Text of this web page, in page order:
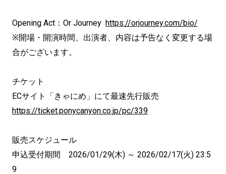
Opening Act：Or Journey https://orjourney.com/bio/
※開場・開演時間、出演者、内容は予告なく変更する場
合がございます。
チケット
ECサイト「きゃにめ」にて最速先行販売
https://ticket.ponycanyon.co.jp/pc/339
販売スケジュール
申込受付期間 2026/01/29(木) ～ 2026/02/17(火) 23:5
9